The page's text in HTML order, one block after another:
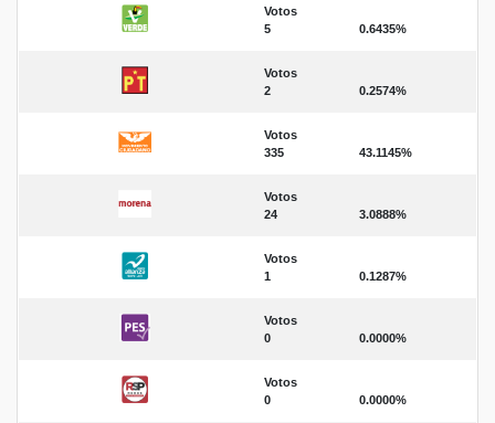
Votos
5
0.6435%
Votos
2
0.2574%
Votos
335
43.1145%
Votos
24
3.0888%
Votos
1
0.1287%
Votos
0
0.0000%
Votos
0
0.0000%